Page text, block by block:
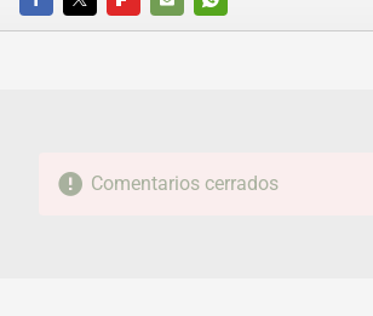
FACEBOOKTWITTERFLIPBOARD
E-
WHATSAPP
Comentarios cerrados